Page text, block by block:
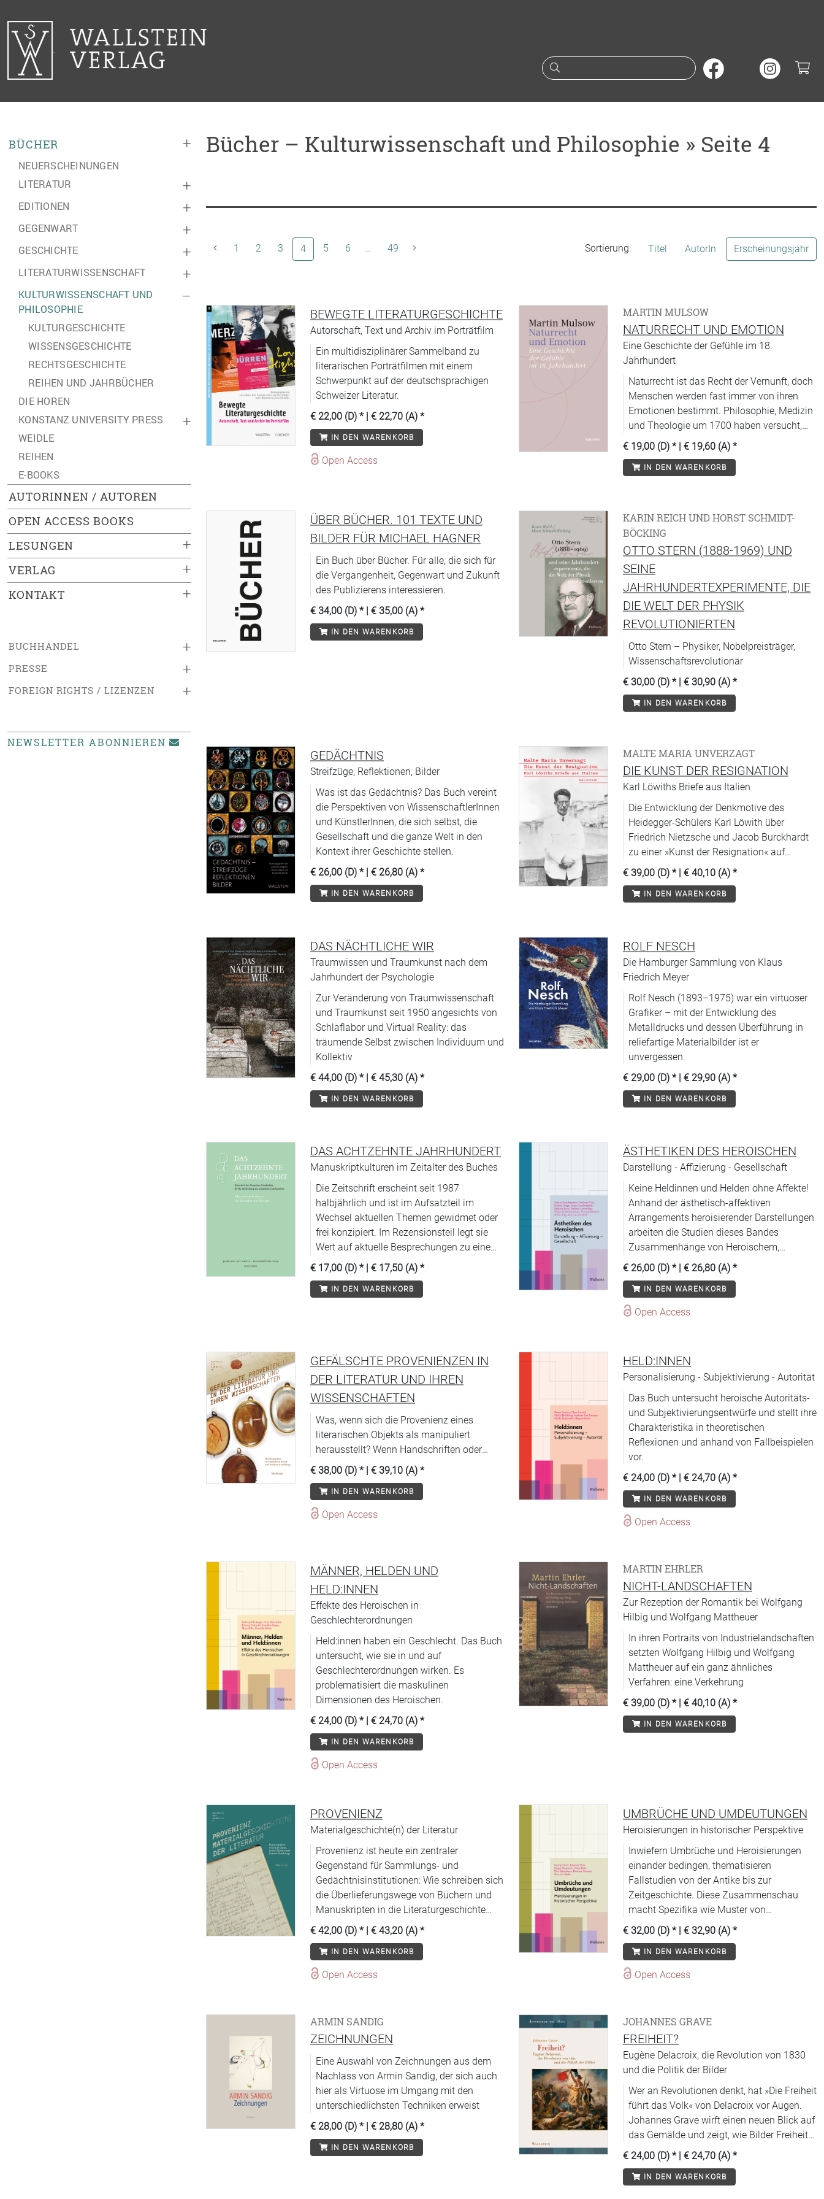
Suche nach Büchern oder
+
BÜCHER
NEUERSCHEINUNGEN
+
LITERATUR
+
EDITIONEN
+
GEGENWART
+
GESCHICHTE
+
LITERATURWISSENSCHAFT
–
KULTURWISSENSCHAFT UND
PHILOSOPHIE
KULTURGESCHICHTE
WISSENSGESCHICHTE
RECHTSGESCHICHTE
REIHEN UND JAHRBÜCHER
DIE HOREN
+
KONSTANZ UNIVERSITY PRESS
WEIDLE
REIHEN
E-BOOKS
AUTORINNEN / AUTOREN
OPEN ACCESS BOOKS
+
LESUNGEN
+
VERLAG
+
KONTAKT
+
BUCHHANDEL
+
PRESSE
+
FOREIGN RIGHTS / LIZENZEN
NEWSLETTER ABONNIEREN
Bücher – Kulturwissenschaft und Philosophie » Seite 4
1 2 3 4(aktuelle Seite)
5 6 … 49 Sortierung: Titel AutorIn Erscheinungsjahr
BEWEGTE LITERATURGESCHICHTE
Autorschaft, Text und Archiv im Porträtfilm
Ein multidisziplinärer Sammelband zu
literarischen Porträtfilmen mit einem
Schwerpunkt auf der deutschsprachigen
Schweizer Literatur.
€ 22,00 (D) * | € 22,70 (A) *
IN DEN WARENKORB
Open Access
MARTIN MULSOW
NATURRECHT UND EMOTION
Eine Geschichte der Gefühle im 18.
Jahrhundert
Naturrecht ist das Recht der Vernunft, doch
Menschen werden fast immer von ihren
Emotionen bestimmt. Philosophie, Medizin
und Theologie um 1700 haben versucht,
diese genauer zu ergründen.
€ 19,00 (D) * | € 19,60 (A) *
IN DEN WARENKORB
ÜBER BÜCHER. 101 TEXTE UND
BILDER FÜR MICHAEL HAGNER
Ein Buch über Bücher. Für alle, die sich für
die Vergangenheit, Gegenwart und Zukunft
des Publizierens interessieren.
€ 34,00 (D) * | € 35,00 (A) *
IN DEN WARENKORB
KARIN REICH UND HORST SCHMIDT-
BÖCKING
OTTO STERN (1888-1969) UND
SEINE
JAHRHUNDERTEXPERIMENTE, DIE
DIE WELT DER PHYSIK
REVOLUTIONIERTEN
Otto Stern – Physiker, Nobelpreisträger,
Wissenschaftsrevolutionär
€ 30,00 (D) * | € 30,90 (A) *
IN DEN WARENKORB
GEDÄCHTNIS
Streifzüge, Reflektionen, Bilder
Was ist das Gedächtnis? Das Buch vereint
die Perspektiven von WissenschaftlerInnen
und KünstlerInnen, die sich selbst, die
Gesellschaft und die ganze Welt in den
Kontext ihrer Geschichte stellen.
€ 26,00 (D) * | € 26,80 (A) *
IN DEN WARENKORB
MALTE MARIA UNVERZAGT
DIE KUNST DER RESIGNATION
Karl Löwiths Briefe aus Italien
Die Entwicklung der Denkmotive des
Heidegger-Schülers Karl Löwith über
Friedrich Nietzsche und Jacob Burckhardt
zu einer »Kunst der Resignation« auf
Grundlage seiner Italien-Briefe
€ 39,00 (D) * | € 40,10 (A) *
IN DEN WARENKORB
DAS NÄCHTLICHE WIR
Traumwissen und Traumkunst nach dem
Jahrhundert der Psychologie
Zur Veränderung von Traumwissenschaft
und Traumkunst seit 1950 angesichts von
Schlaflabor und Virtual Reality: das
träumende Selbst zwischen Individuum und
Kollektiv
€ 44,00 (D) * | € 45,30 (A) *
IN DEN WARENKORB
ROLF NESCH
Die Hamburger Sammlung von Klaus
Friedrich Meyer
Rolf Nesch (1893–1975) war ein virtuoser
Grafiker – mit der Entwicklung des
Metalldrucks und dessen Überführung in
reliefartige Materialbilder ist er
unvergessen.
€ 29,00 (D) * | € 29,90 (A) *
IN DEN WARENKORB
DAS ACHTZEHNTE JAHRHUNDERT
Manuskriptkulturen im Zeitalter des Buches
Die Zeitschrift erscheint seit 1987
halbjährlich und ist im Aufsatzteil im
Wechsel aktuellen Themen gewidmet oder
frei konzipiert. Im Rezensionsteil legt sie
Wert auf aktuelle Besprechungen zu einem
weit gefächerten Spektrum von thematisch
repräsentativen und methodologisch
aufschlussreichen Fachpublikationen.
€ 17,00 (D) * | € 17,50 (A) *
IN DEN WARENKORB
ÄSTHETIKEN DES HEROISCHEN
Darstellung - Affizierung - Gesellschaft
Keine Heldinnen und Helden ohne Affekte!
Anhand der ästhetisch-affektiven
Arrangements heroisierender Darstellungen
arbeiten die Studien dieses Bandes
Zusammenhänge von Heroischem,
Ästhetik, Affizierung und Sozialem heraus.
€ 26,00 (D) * | € 26,80 (A) *
IN DEN WARENKORB
Open Access
GEFÄLSCHTE PROVENIENZEN IN
DER LITERATUR UND IHREN
WISSENSCHAFTEN
Was, wenn sich die Provenienz eines
literarischen Objekts als manipuliert
herausstellt? Wenn Handschriften oder
ganze Bücher gefälscht sind und ihre
Herkunftsgeschichten gezielt verschleiert
werden?
€ 38,00 (D) * | € 39,10 (A) *
IN DEN WARENKORB
Open Access
HELD:INNEN
Personalisierung - Subjektivierung - Autorität
Das Buch untersucht heroische Autoritäts-
und Subjektivierungsentwürfe und stellt ihre
Charakteristika in theoretischen
Reflexionen und anhand von Fallbeispielen
vor.
€ 24,00 (D) * | € 24,70 (A) *
IN DEN WARENKORB
Open Access
MÄNNER, HELDEN UND
HELD:INNEN
Effekte des Heroischen in
Geschlechterordnungen
Held:innen haben ein Geschlecht. Das Buch
untersucht, wie sie in und auf
Geschlechterordnungen wirken. Es
problematisiert die maskulinen
Dimensionen des Heroischen.
€ 24,00 (D) * | € 24,70 (A) *
IN DEN WARENKORB
Open Access
MARTIN EHRLER
NICHT-LANDSCHAFTEN
Zur Rezeption der Romantik bei Wolfgang
Hilbig und Wolfgang Mattheuer
In ihren Portraits von Industrielandschaften
setzten Wolfgang Hilbig und Wolfgang
Mattheuer auf ein ganz ähnliches
Verfahren: eine Verkehrung
€ 39,00 (D) * | € 40,10 (A) *
IN DEN WARENKORB
PROVENIENZ
Materialgeschichte(n) der Literatur
Provenienz ist heute ein zentraler
Gegenstand für Sammlungs- und
Gedächtnisinstitutionen: Wie schreiben sich
die Überlieferungswege von Büchern und
Manuskripten in die Literaturgeschichte
ein?
€ 42,00 (D) * | € 43,20 (A) *
IN DEN WARENKORB
Open Access
UMBRÜCHE UND UMDEUTUNGEN
Heroisierungen in historischer Perspektive
Inwiefern Umbrüche und Heroisierungen
einander bedingen, thematisieren
Fallstudien von der Antike bis zur
Zeitgeschichte. Diese Zusammenschau
macht Spezifika wie Muster von
Helden(um)deutungen sichtbar.
€ 32,00 (D) * | € 32,90 (A) *
IN DEN WARENKORB
Open Access
ARMIN SANDIG
ZEICHNUNGEN
Eine Auswahl von Zeichnungen aus dem
Nachlass von Armin Sandig, der sich auch
hier als Virtuose im Umgang mit den
unterschiedlichsten Techniken erweist
€ 28,00 (D) * | € 28,80 (A) *
IN DEN WARENKORB
JOHANNES GRAVE
FREIHEIT?
Eugène Delacroix, die Revolution von 1830
und die Politik der Bilder
Wer an Revolutionen denkt, hat »Die Freiheit
führt das Volk« von Delacroix vor Augen.
Johannes Grave wirft einen neuen Blick auf
das Gemälde und zeigt, wie Bilder Freiheit
erfahrbar machen können.
€ 24,00 (D) * | € 24,70 (A) *
IN DEN WARENKORB